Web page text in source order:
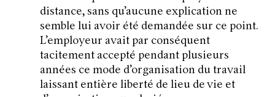
distance, sans qu’aucune explication ne
semble lui avoir été demandée sur ce point.
L’employeur avait par conséquent
tacitement accepté pendant plusieurs
années ce mode d’organisation du travail
laissant entière liberté de lieu de vie et